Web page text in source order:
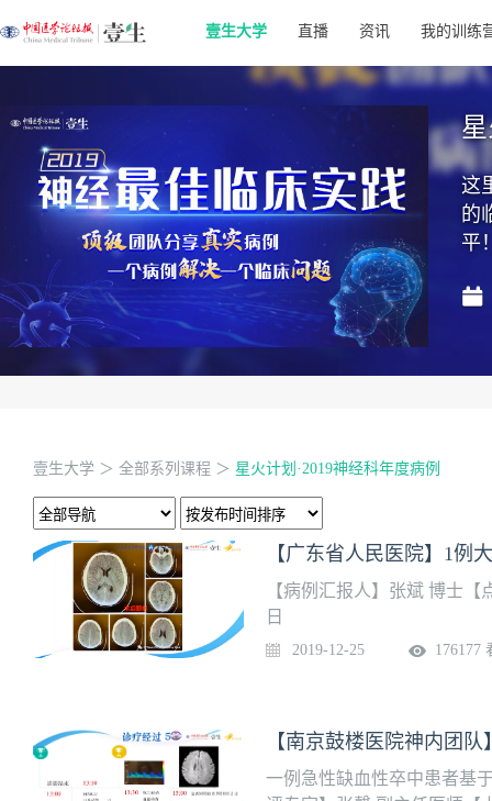
壹生大学 直播 资讯 我的训练
这
的
平
壹生大学 ＞ 全部系列课程 ＞ 星火计划·2019神经科年度病例
【广东省人民医院】1例
【病例汇报人】张斌 博士
日
2019-12-25 176177
【南京鼓楼医院神内团
一例急性缺血性卒中患者基